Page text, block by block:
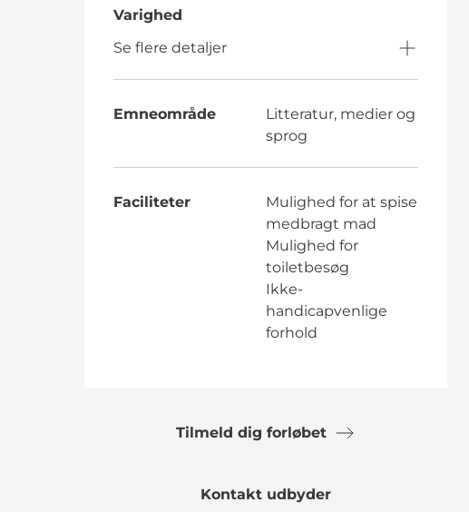
Varighed
Se flere detaljer
Emneområde
Litteratur, medier og
sprog
Faciliteter
Mulighed for at spise
medbragt mad
Mulighed for
toiletbesøg
Ikke-
handicapvenlige
forhold
Tilmeld dig forløbet
Kontakt udbyder